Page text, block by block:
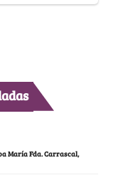
María Fda. Carrascal,